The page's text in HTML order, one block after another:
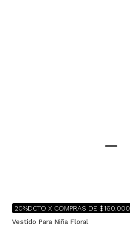
20%DCTO X COMPRAS DE $160.000
Vestido Para Niña Floral